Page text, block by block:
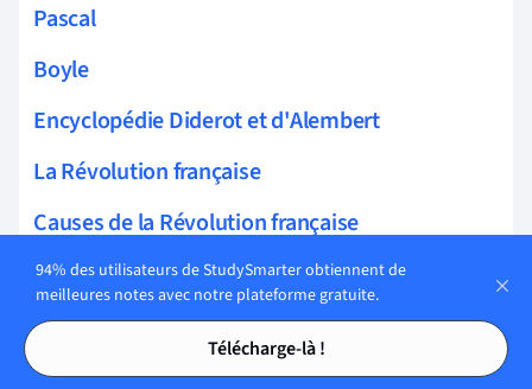
Tables des matières
Tables des matières
Pascal
Boyle
Encyclopédie Diderot et d'Alembert
La Révolution française
Causes de la Révolution française
Louis XVI
L'Échec de la monarchie constitutionnelle
5 mai 1789
94% des utilisateurs de StudySmarter obtiennent de
meilleures notes avec notre plateforme gratuite.
Télécharge-là !